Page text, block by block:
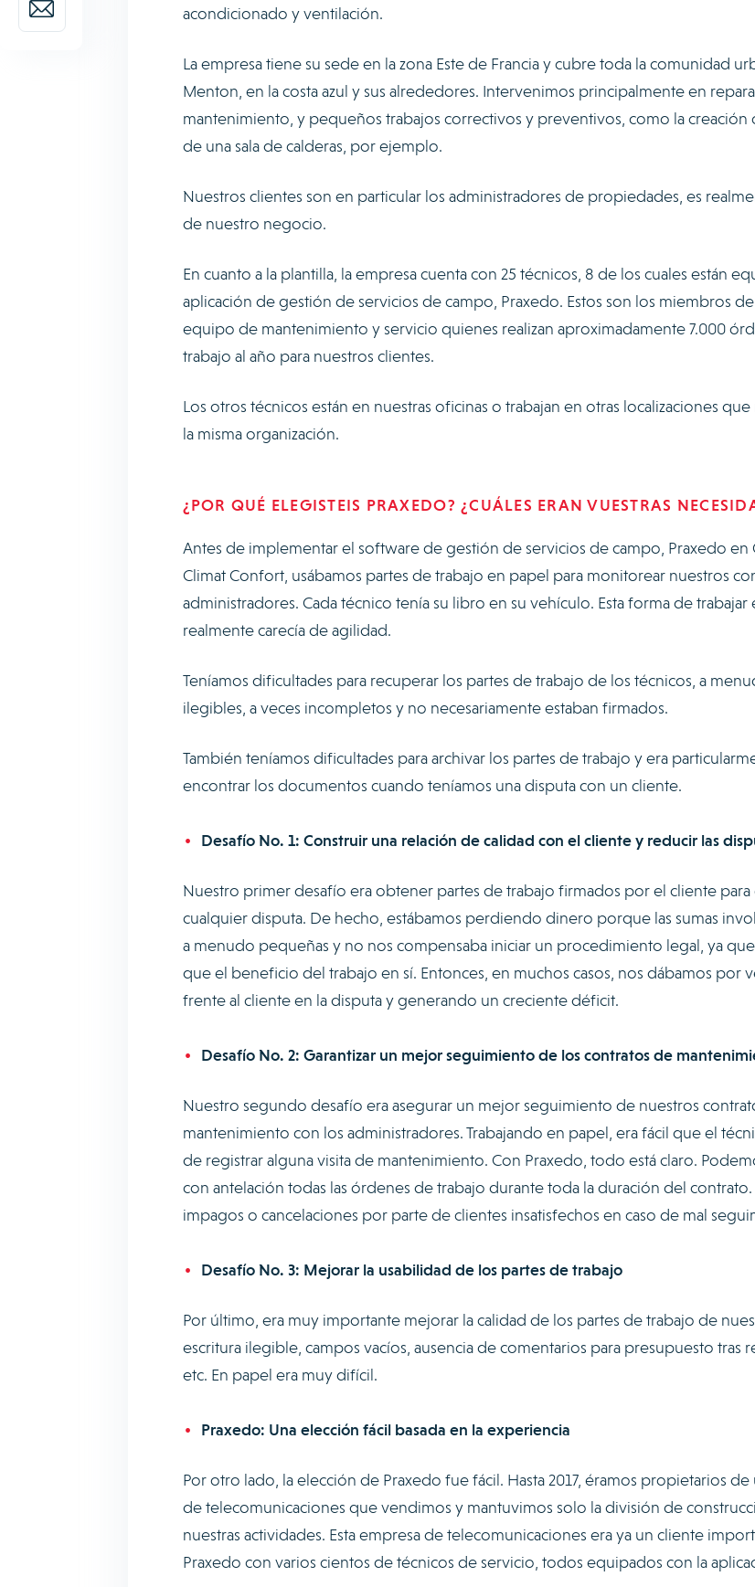
acondicionado y ventilación.
La empresa tiene su sede en la zona Este de Francia y cubre toda la comunidad
Menton, en la costa azul y sus alrededores. Intervenimos principalmente en
mantenimiento, y pequeños trabajos correctivos y preventivos, como la creación
de una sala de calderas, por ejemplo.
Nuestros clientes son en particular los administradores de propiedades, es
de nuestro negocio.
En cuanto a la plantilla, la empresa cuenta con 25 técnicos, 8 de los cuales están
aplicación de gestión de servicios de campo, Praxedo. Estos son los miembros
equipo de mantenimiento y servicio quienes realizan aproximadamente 7.000
trabajo al año para nuestros clientes.
Los otros técnicos están en nuestras oficinas o trabajan en otras localizaciones
la misma organización.
¿POR QUÉ ELEGISTEIS PRAXEDO? ¿CUÁLES ERAN VUESTRAS
Antes de implementar el software de gestión de servicios de campo, Praxedo en
Climat Confort, usábamos partes de trabajo en papel para monitorear nuestros
administradores. Cada técnico tenía su libro en su vehículo. Esta forma de trabajar
realmente carecía de agilidad.
Teníamos dificultades para recuperar los partes de trabajo de los técnicos, a
ilegibles, a veces incompletos y no necesariamente estaban firmados.
También teníamos dificultades para archivar los partes de trabajo y era
encontrar los documentos cuando teníamos una disputa con un cliente.
Desafío No. 1: Construir una relación de calidad con el cliente y reducir las
Nuestro primer desafío era obtener partes de trabajo firmados por el cliente para
cualquier disputa. De hecho, estábamos perdiendo dinero porque las sumas
a menudo pequeñas y no nos compensaba iniciar un procedimiento legal, ya que
que el beneficio del trabajo en sí. Entonces, en muchos casos, nos dábamos por
frente al cliente en la disputa y generando un creciente déficit.
Desafío No. 2: Garantizar un mejor seguimiento de los contratos de
Nuestro segundo desafío era asegurar un mejor seguimiento de nuestros
mantenimiento con los administradores. Trabajando en papel, era fácil que el
de registrar alguna visita de mantenimiento. Con Praxedo, todo está claro.
con antelación todas las órdenes de trabajo durante toda la duración del contrato.
impagos o cancelaciones por parte de clientes insatisfechos en caso de mal
Desafío No. 3: Mejorar la usabilidad de los partes de trabajo
Por último, era muy importante mejorar la calidad de los partes de trabajo de
escritura ilegible, campos vacíos, ausencia de comentarios para presupuesto tras
etc. En papel era muy difícil.
Praxedo: Una elección fácil basada en la experiencia
Por otro lado, la elección de Praxedo fue fácil. Hasta 2017, éramos propietarios de
de telecomunicaciones que vendimos y mantuvimos solo la división de
nuestras actividades. Esta empresa de telecomunicaciones era ya un cliente
Praxedo con varios cientos de técnicos de servicio, todos equipados con la